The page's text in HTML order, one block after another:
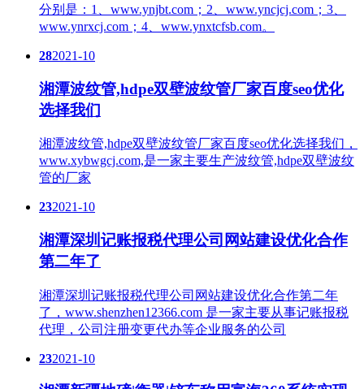
分别是：1、www.ynjbt.com；2、www.yncjcj.com；3、
www.ynrxcj.com；4、www.ynxtcfsb.com。
282021-10
湘潭波纹管,hdpe双壁波纹管厂家百度seo优化
选择我们
湘潭波纹管,hdpe双壁波纹管厂家百度seo优化选择我们，
www.xybwgcj.com,是一家主要生产波纹管,hdpe双壁波纹
管的厂家
232021-10
湘潭深圳记账报税代理公司网站建设优化合作
第二年了
湘潭深圳记账报税代理公司网站建设优化合作第二年
了，www.shenzhen12366.com 是一家主要从事记账报税
代理，公司注册变更代办等企业服务的公司
232021-10